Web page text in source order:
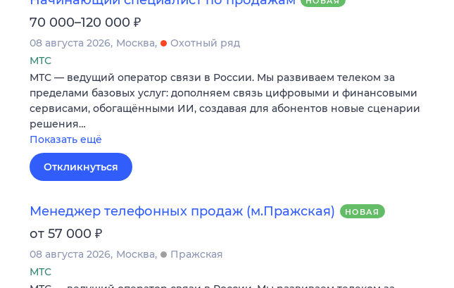
70 000–120 000 ₽
08 августа 2026 Москва
Охотный ряд
МТС
МТС — ведущий оператор связи в России. Мы развиваем телеком за
пределами базовых услуг: дополняем связь цифровыми и финансовыми
сервисами, обогащёнными ИИ, создавая для абонентов новые сценарии
решения…
Показать ещё
Откликнуться
Менеджер телефонных продаж (м.Пражская) НОВАЯ
от 57 000 ₽
08 августа 2026 Москва
Пражская
МТС